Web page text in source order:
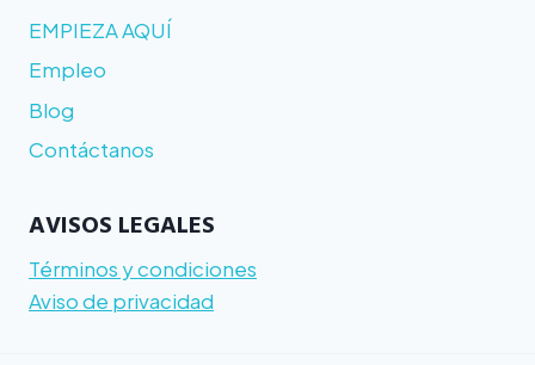
EMPIEZA AQUÍ
Empleo
Blog
Contáctanos
AVISOS LEGALES
Términos y condiciones
Aviso de privacidad